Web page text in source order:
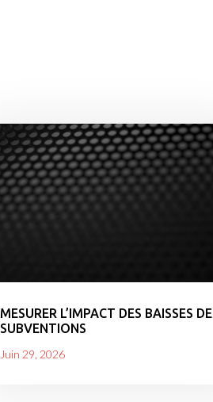
MESURER L’IMPACT DES BAISSES DE
SUBVENTIONS
Juin 29, 2026